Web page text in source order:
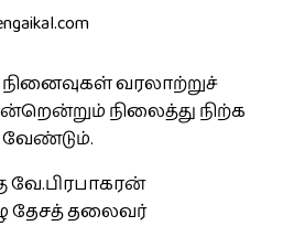
வரலாற்றுச்
நிலைத்து நிற்க
வேண்டும்.
வே.பிரபாகரன்
தேசத் தலைவர்